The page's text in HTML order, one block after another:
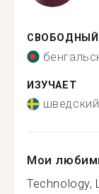
СВОБОДНЫЙ
ИЗУЧАЕТ
шведский
Мои
Technology,